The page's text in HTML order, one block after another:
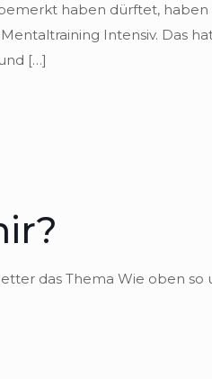
haben dürf­tet, haben
Intensiv. Das
[…]
das Thema Wie oben so